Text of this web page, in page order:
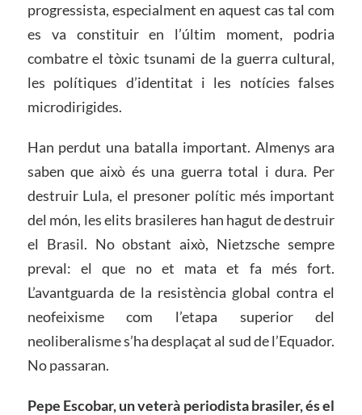
progressista, especialment en aquest cas tal com
es va constituir en l’últim moment, podria
combatre el tòxic tsunami de la guerra cultural,
les polítiques d’identitat i les notícies falses
microdirigides.
Han perdut una batalla important. Almenys ara
saben que això és una guerra total i dura. Per
destruir Lula, el presoner polític més important
del món, les elits brasileres han hagut de destruir
el Brasil. No obstant això, Nietzsche sempre
preval: el que no et mata et fa més fort.
L’avantguarda de la resistència global contra el
neofeixisme com l’etapa superior del
neoliberalisme s’ha desplaçat al sud de l’Equador.
No passaran.
Pepe Escobar, un veterà periodista brasiler, és el